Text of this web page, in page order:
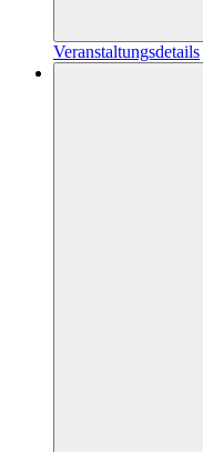
Veranstaltungsdetails